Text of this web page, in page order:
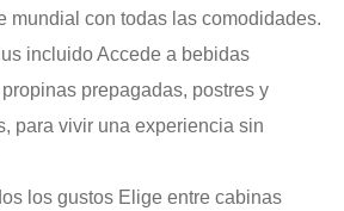
mundial con todas las comodidades.
incluido Accede a bebidas
prepagadas, postres y
para vivir una experiencia sin
los gustos Elige entre cabinas